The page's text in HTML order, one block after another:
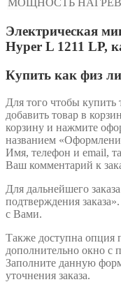
Электрическая
Hyper L 1211 LP,
Купить как физ
Для того чтобы купить
добавить товар в
корзину и нажмите
названием
Имя, телефон и email,
Ваш комментарий к
Для дальнейшего
подтверждения
с Вами.
Также доступна опция
дополнительно окно с
Заполните данную
уточнения заказа.